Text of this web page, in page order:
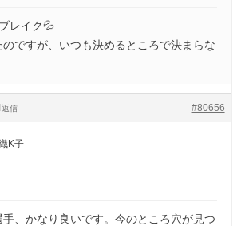
レイク💦
ですが、いつも決めるところで決まらな
#80656
返信
K子
手、かなり良いです。今のところ穴が見つ